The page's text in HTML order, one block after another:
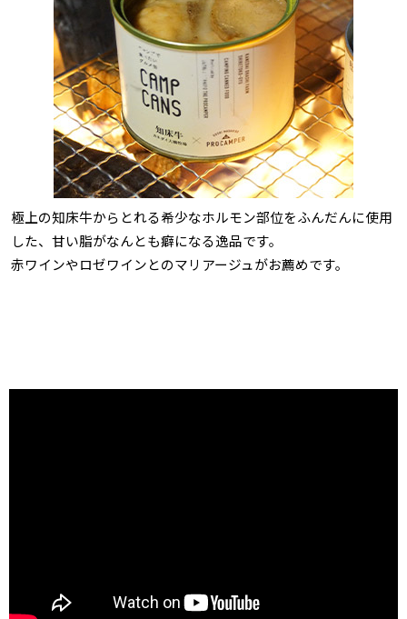
極上の知床牛からとれる希少なホルモン部位をふんだんに使用
した、甘い脂がなんとも癖になる逸品です。
赤ワインやロゼワインとのマリアージュがお薦めです。